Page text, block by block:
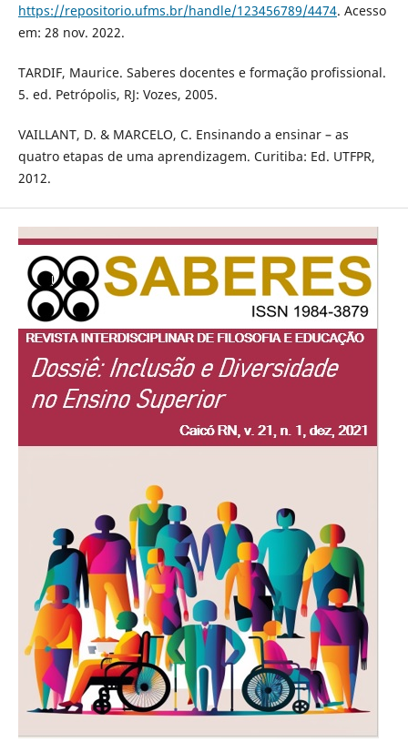
https://repositorio.ufms.br/handle/123456789/4474. Acesso
em: 28 nov. 2022.
TARDIF, Maurice. Saberes docentes e formação profissional.
5. ed. Petrópolis, RJ: Vozes, 2005.
VAILLANT, D. & MARCELO, C. Ensinando a ensinar – as
quatro etapas de uma aprendizagem. Curitiba: Ed. UTFPR,
2012.